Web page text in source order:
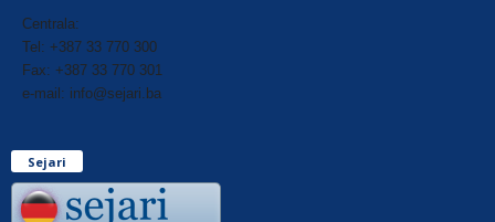
Centrala:
Tel: +387 33 770 300
Fax: +387 33 770 301
e-mail: info@sejari.ba
Sejari